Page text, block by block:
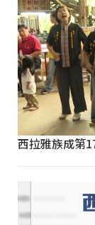
西拉雅族成第